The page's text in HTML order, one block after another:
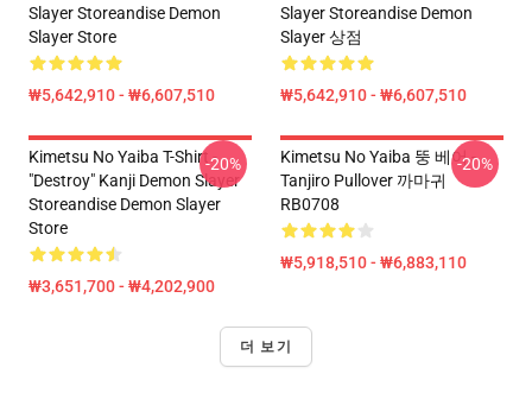
Slayer Storeandise Demon
Slayer Store
₩5,642,910 - ₩6,607,510
Slayer Storeandise Demon
Slayer 상점
₩5,642,910 - ₩6,607,510
Kimetsu No Yaiba T-Shirt -
"Destroy" Kanji Demon Slayer
Storeandise Demon Slayer
Store
₩3,651,700 - ₩4,202,900
-20%
Kimetsu No Yaiba 뚱 베어 -
Tanjiro Pullover 까마귀
RB0708
₩5,918,510 - ₩6,883,110
-20%
더 보기